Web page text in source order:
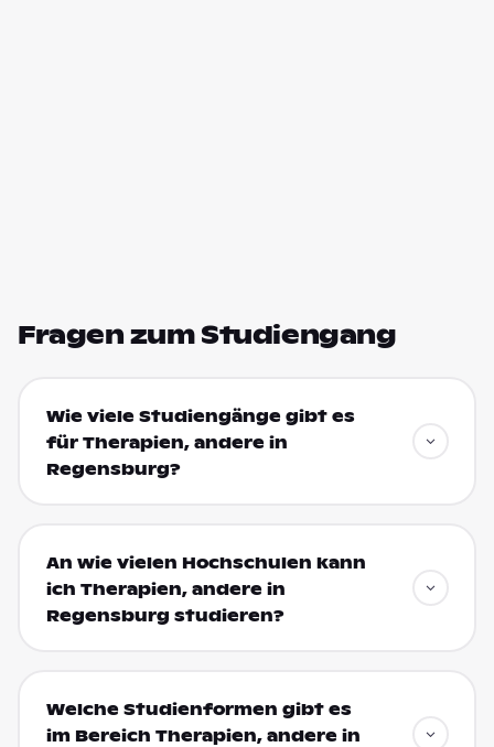
Fragen zum Studiengang
Wie viele Studiengänge gibt es
für Therapien, andere in
Regensburg?
An wie vielen Hochschulen kann
ich Therapien, andere in
Regensburg studieren?
Welche Studienformen gibt es
im Bereich Therapien, andere in